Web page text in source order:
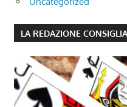
LA REDAZIONE